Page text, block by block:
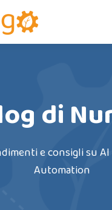
di
e consigli su
Automation